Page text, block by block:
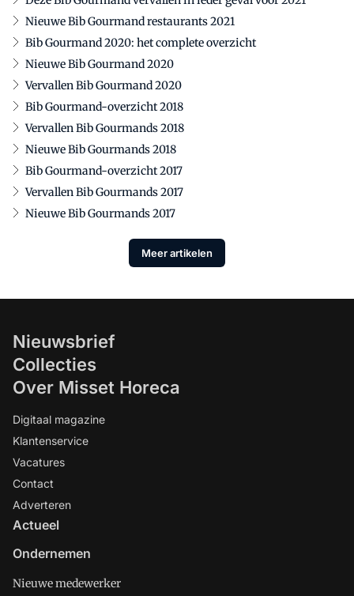
Nieuwe Bib Gourmand restaurants 2021
Bib Gourmand 2020: het complete overzicht
Nieuwe Bib Gourmand 2020
Vervallen Bib Gourmand 2020
Bib Gourmand-overzicht 2018
Vervallen Bib Gourmands 2018
Nieuwe Bib Gourmands 2018
Bib Gourmand-overzicht 2017
Vervallen Bib Gourmands 2017
Nieuwe Bib Gourmands 2017
Meer artikelen
Nieuwsbrief
Collecties
Over Misset Horeca
Digitaal magazine
Klantenservice
Vacatures
Contact
Adverteren
Actueel
Ondernemen
Nieuwe medewerker